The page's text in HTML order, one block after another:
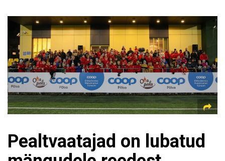
Pealtvaatajad on lubatud